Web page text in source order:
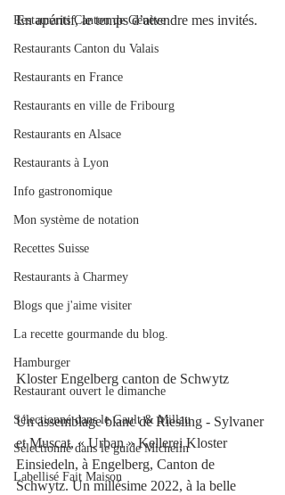
Restaurants Canton de Genève
Restaurants Canton du Valais
Restaurants en France
Restaurants en ville de Fribourg
Restaurants en Alsace
Restaurants à Lyon
Info gastronomique
Mon système de notation
Recettes Suisse
Restaurants à Charmey
Blogs que j'aime visiter
La recette gourmande du blog.
Hamburger
Restaurant ouvert le dimanche
Sélectionné dans le Gault & Millau
Sélectionné dans le guide Michelin
Labellisé Fait Maison
En apéritif, le temps d’attendre mes invités.
Kloster Engelberg canton de Schwytz
Un assemblage blanc de Riesling - Sylvaner
et Muscat, « Urban » Kellerei Kloster
Einsiedeln, à Engelberg, Canton de
Schwytz. Un millésime 2022, à la belle